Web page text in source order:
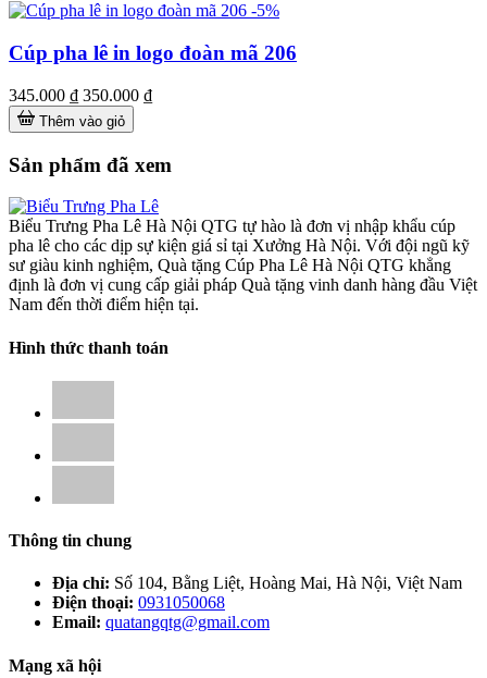
-5%
Cúp pha lê in logo đoàn mã 206
345.000 ₫ 350.000 ₫
Thêm vào giỏ
Sản phẩm đã xem
Biểu Trưng Pha Lê Hà Nội QTG tự hào là đơn vị nhập khẩu cúp
pha lê cho các dịp sự kiện giá sỉ tại Xưởng Hà Nội. Với đội ngũ kỹ
sư giàu kinh nghiệm, Quà tặng Cúp Pha Lê Hà Nội QTG khẳng
định là đơn vị cung cấp giải pháp Quà tặng vinh danh hàng đầu Việt
Nam đến thời điểm hiện tại.
Hình thức thanh toán
Thông tin chung
Địa chỉ: Số 104, Bằng Liệt, Hoàng Mai, Hà Nội, Việt Nam
Điện thoại: 0931050068
Email: quatangqtg@gmail.com
Mạng xã hội